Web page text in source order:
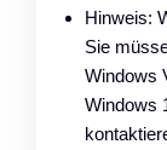
Hinweis:
Sie
Windows
Windows